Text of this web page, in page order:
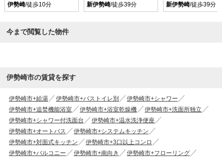
伊勢崎/徒歩10分
新伊勢崎/徒歩39分
新伊勢崎/徒歩39分
今まで閲覧した物件
伊勢崎市の賃貸を探す
伊勢崎市+給湯 伊勢崎市+バストイレ別
伊勢崎市+シャワー
伊勢崎市+追焚機能浴室
伊勢崎市+浴室乾燥機
伊勢崎市+洗面所独立
伊勢崎市+シャワー付洗面台
伊勢崎市+温水洗浄便座
伊勢崎市+オートバス
伊勢崎市+システムキッチン
伊勢崎市+対面式キッチン
伊勢崎市+3口以上コンロ
伊勢崎市+バルコニー
伊勢崎市+南向き
伊勢崎市+フローリング